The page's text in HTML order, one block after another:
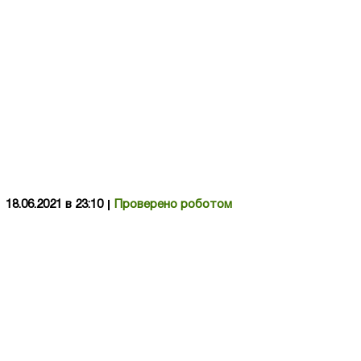
Проверено роботом
18.06.2021 в 23:10